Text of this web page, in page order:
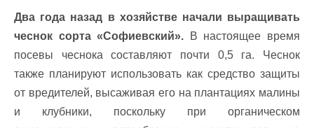
Два года назад в хозяйстве начали выращивать
чеснок сорта «Софиевский». В настоящее время
посевы чеснока составляют почти 0,5 га. Чеснок
также планируют использовать как средство защиты
от вредителей, высаживая его на плантациях малины
и клубники, поскольку при органическом